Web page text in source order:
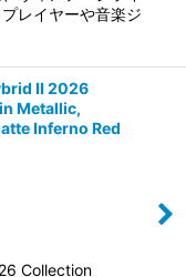
レイヤーや音楽ジ
II 2026
Metallic,
Inferno Red
Collection